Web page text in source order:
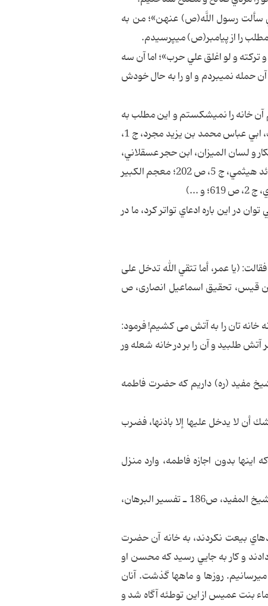
سألت رسول اللَّه(ص) عنهن»؛ من به
را از پيامبر(ص) مي‏پرسيدم.
و لو اغلق علي حرب»؛ اما آن سه
حمله نمي‏بردم و او را به حال خودش
خانه را نمي‏شكستم و اين مطلب به
خوبي مؤيد حمله به خانه آن حضرت به خاطر رسيدن به خلافت است.( كامل في الغة و الادب، ابي عباس محمد بن يزيد مجرد، ج 1،
جوهري بغدادي، ص 70؛ مفاخرات، زبير بن بكار و لسان الميزان، ابن حجر عسقلاني،
در ترجمه عمران بن داود رجلي؛بحار الانوار ، ج 30، ص 135؛ الغدير ج 7 ، ص 170؛مجمع الزوائد هيثمي، ج 5، ص 202؛ معجم الكبير
در اين باره ادعاي تواتر كرد، ما در
(يا عمر، أما تتقي الله تدخل على
قيس، تحقيق اسماعيل انصارى، ص
خانه تان را به آتش مى كشيم! فرمود:
طلبيد و آن را بر در خانه شعله ور
مفيد (ره) داريم كه حضرت فاطمه
أن لا يدخل عليها إلا باذنها، فضرب
بدون اجازه فاطمه، وارد منزل
(بحار الأنوار للعلامة المجلسي، ج28، ص227 ـ تفسير العياشي، ج2، ص67 ـ الاختصاص للشيخ المفيد، ص186 ـ تفسير البرهان،
بيعت نكردند، به خانه آن حضرت
و كار به جايي رسيد كه محسن او
روزها و ماهها گذشت. آنان
بنت عميس از اين توطئه آگاه شد و